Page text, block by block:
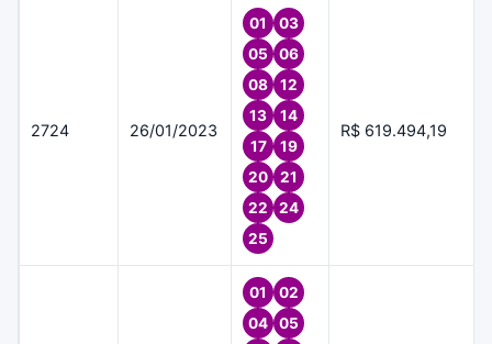
2724 26/01/2023
01
03
05
06
08
12
13
14
17
19
20
21
22
24
25
R$ 619.494,19
01
02
04
05